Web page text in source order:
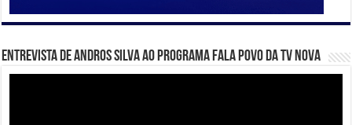
Entrevista de Andros Silva ao programa Fala Povo da TV Nova